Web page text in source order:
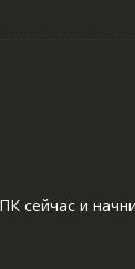
сейчас и